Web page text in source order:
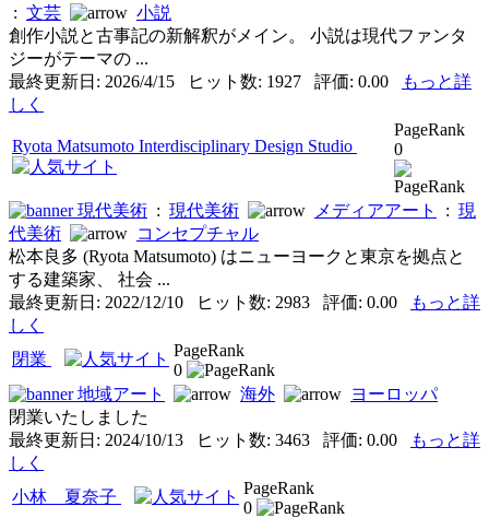
: 文芸
小説
創作小説と古事記の新解釈がメイン。 小説は現代ファンタ
ジーがテーマの ...
最終更新日: 2026/4/15 ヒット数: 1927 評価: 0.00
もっと詳
しく
Ryota Matsumoto Interdisciplinary Design Studio
PageRank
0
現代美術 : 現代美術 メディアアート : 現
代美術
コンセプチャル
松本良多 (Ryota Matsumoto) はニューヨークと東京を拠点と
する建築家、 社会 ...
最終更新日: 2022/12/10 ヒット数: 2983 評価: 0.00
もっと詳
しく
閉業
PageRank
0
地域アート
海外
ヨーロッパ
閉業いたしました
最終更新日: 2024/10/13 ヒット数: 3463 評価: 0.00
もっと詳
しく
小林 夏奈子
PageRank
0